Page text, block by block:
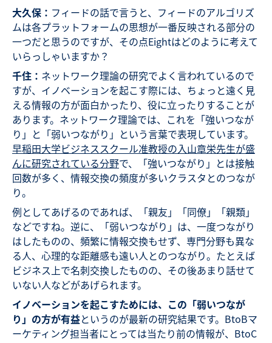
大久保： フィードの話で言うと、フィードのアルゴリズ
ムは各プラットフォームの思想が一番反映される部分の
一つだと思うのですが、その点Eightはどのように考えて
いらっしゃいますか？
千住： ネットワーク理論の研究でよく言われているので
すが、イノベーションを起こす際には、ちょっと遠く見
える情報の方が面白かったり、役に立ったりすることが
あります。ネットワーク理論では、これを「強いつなが
り」と「弱いつながり」という言葉で表現しています。
早稲田大学ビジネススクール准教授の入山章栄先生が盛
んに研究されている分野で、「強いつながり」とは接触
回数が多く、情報交換の頻度が多いクラスタとのつなが
り。
例としてあげるのであれば、「親友」「同僚」「親類」
などですね。逆に、「弱いつながり」は、一度つながり
はしたものの、頻繁に情報交換もせず、専門分野も異な
る人、心理的な距離感も遠い人とのつながり。たとえば
ビジネス上で名刺交換したものの、その後あまり話せて
いない人などがあげられます。
イノベーションを起こすためには、この「弱いつなが
り」の方が有益というのが最新の研究結果です。BtoBマ
ーケティング担当者にとっては当たり前の情報が、BtoC